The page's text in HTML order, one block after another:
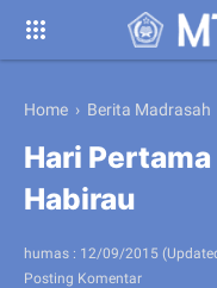
Home › Berita Madrasah
Hari
Habirau
humas : 12/09/2015
Posting Komentar